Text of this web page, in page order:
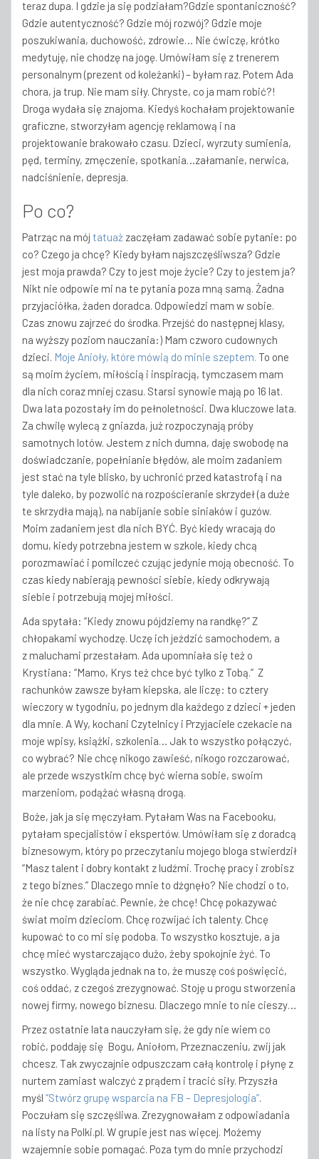
teraz dupa. I gdzie ja się podziałam?Gdzie spontaniczność?
Gdzie autentyczność? Gdzie mój rozwój? Gdzie moje
poszukiwania, duchowość, zdrowie… Nie ćwiczę, krótko
medytuję, nie chodzę na jogę. Umówiłam się z trenerem
personalnym (prezent od koleżanki) – byłam raz. Potem Ada
chora, ja trup. Nie mam siły. Chryste, co ja mam robić?!
Droga wydała się znajoma. Kiedyś kochałam projektowanie
graficzne, stworzyłam agencję reklamową i na
projektowanie brakowało czasu. Dzieci, wyrzuty sumienia,
pęd, terminy, zmęczenie, spotkania…załamanie, nerwica,
nadciśnienie, depresja.
Po co?
Patrząc na mój tatuaż zaczęłam zadawać sobie pytanie: po
co? Czego ja chcę? Kiedy byłam najszczęśliwsza? Gdzie
jest moja prawda? Czy to jest moje życie? Czy to jestem ja?
Nikt nie odpowie mi na te pytania poza mną samą. Żadna
przyjaciółka, żaden doradca. Odpowiedzi mam w sobie.
Czas znowu zajrzeć do środka. Przejść do następnej klasy,
na wyższy poziom nauczania:) Mam czworo cudownych
dzieci. Moje Anioły, które mówią do minie szeptem. To one
są moim życiem, miłością i inspiracją, tymczasem mam
dla nich coraz mniej czasu. Starsi synowie mają po 16 lat.
Dwa lata pozostały im do pełnoletności. Dwa kluczowe lata.
Za chwilę wylecą z gniazda, już rozpoczynają próby
samotnych lotów. Jestem z nich dumna, daję swobodę na
doświadczanie, popełnianie błędów, ale moim zadaniem
jest stać na tyle blisko, by uchronić przed katastrofą i na
tyle daleko, by pozwolić na rozpościeranie skrzydeł (a duże
te skrzydła mają), na nabijanie sobie siniaków i guzów.
Moim zadaniem jest dla nich BYĆ. Być kiedy wracają do
domu, kiedy potrzebna jestem w szkole, kiedy chcą
porozmawiać i pomilczeć czując jedynie moją obecność. To
czas kiedy nabierają pewności siebie, kiedy odkrywają
siebie i potrzebują mojej miłości.
Ada spytała: “Kiedy znowu pójdziemy na randkę?” Z
chłopakami wychodzę. Uczę ich jeździć samochodem, a
z maluchami przestałam. Ada upomniała się też o
Krystiana: “Mamo, Krys też chce być tylko z Tobą.” Z
rachunków zawsze byłam kiepska, ale liczę: to cztery
wieczory w tygodniu, po jednym dla każdego z dzieci + jeden
dla mnie. A Wy, kochani Czytelnicy i Przyjaciele czekacie na
moje wpisy, książki, szkolenia… Jak to wszystko połączyć,
co wybrać? Nie chcę nikogo zawieść, nikogo rozczarować,
ale przede wszystkim chcę być wierna sobie, swoim
marzeniom, podążać własną drogą.
Boże, jak ja się męczyłam. Pytałam Was na Facebooku,
pytałam specjalistów i ekspertów. Umówiłam się z doradcą
biznesowym, który po przeczytaniu mojego bloga stwierdził
“Masz talent i dobry kontakt z ludźmi. Trochę pracy i zrobisz
z tego biznes.” Dlaczego mnie to dźgnęło? Nie chodzi o to,
że nie chcę zarabiać. Pewnie, że chcę! Chcę pokazywać
świat moim dzieciom. Chcę rozwijać ich talenty. Chcę
kupować to co mi się podoba. To wszystko kosztuje, a ja
chcę mieć wystarczająco dużo, żeby spokojnie żyć. To
wszystko. Wygląda jednak na to, że muszę coś poświęcić,
coś oddać, z czegoś zrezygnować. Stoję u progu stworzenia
nowej firmy, nowego biznesu. Dlaczego mnie to nie cieszy…
Przez ostatnie lata nauczyłam się, że gdy nie wiem co
robić, poddaję się Bogu, Aniołom, Przeznaczeniu, zwij jak
chcesz. Tak zwyczajnie odpuszczam całą kontrolę i płynę z
nurtem zamiast walczyć z prądem i tracić siły. Przyszła
myśl “Stwórz grupę wsparcia na FB – Depresjologia”.
Poczułam się szczęśliwa. Zrezygnowałam z odpowiadania
na listy na Polki.pl. W grupie jest nas więcej. Możemy
wzajemnie sobie pomagać. Poza tym do mnie przychodzi